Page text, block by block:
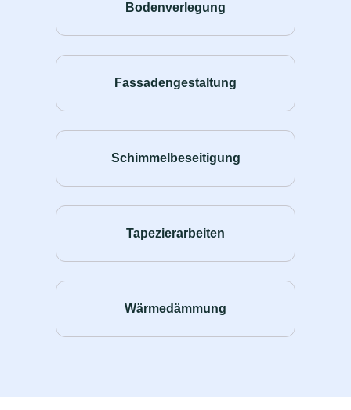
Bodenverlegung
Fassadengestaltung
Schimmelbeseitigung
Tapezierarbeiten
Wärmedämmung